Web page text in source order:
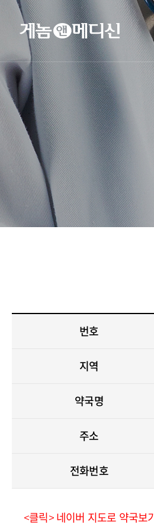
번호
지역
약국명
주소
전화번호
<클릭> 네이버 지도로 약국보기